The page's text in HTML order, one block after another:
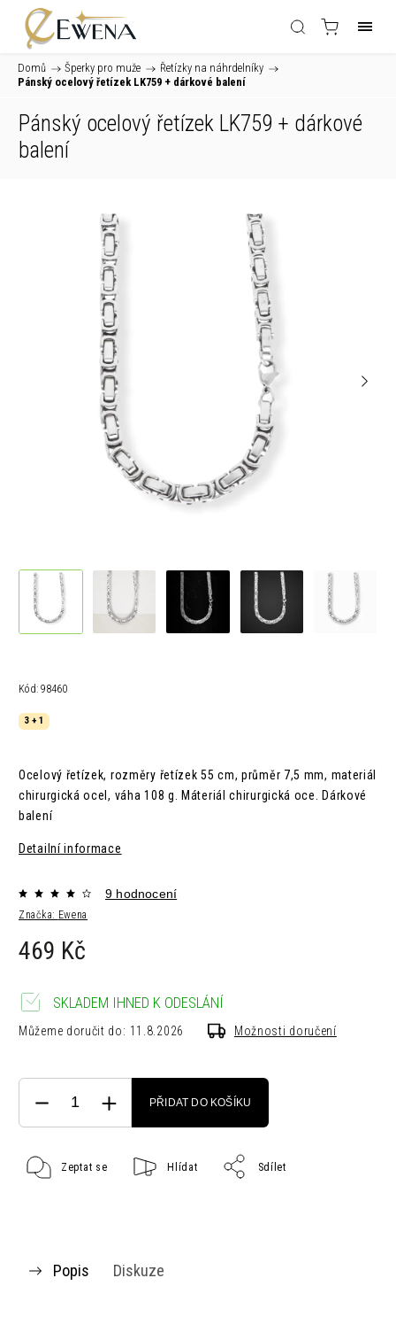
Domů / Šperky pro muže / Řetízky na náhrdelníky /
Pánský ocelový řetízek LK759 + dárkové balení
Pánský ocelový řetízek LK759 + dárkové
balení
Kód: 98460
3 + 1
Ocelový řetízek, rozměry řetízek 55 cm,průměr 7,5 mm, materiál
chirurgická ocel, váha 108 g. Máteriál chirurgická oce. Dárkové
balení
Detailní informace
Značka: Ewena
9 hodnocení
469 Kč
SKLADEM IHNED K ODESLÁNÍ
Můžeme doručit do: 11.8.2026 Možnosti doručení
PŘIDAT DO KOŠÍKU
Zeptat se Hlídat Sdílet
Popis Diskuze